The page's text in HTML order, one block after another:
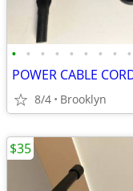
• • • • • • • • •
8/4 Brooklyn
$35